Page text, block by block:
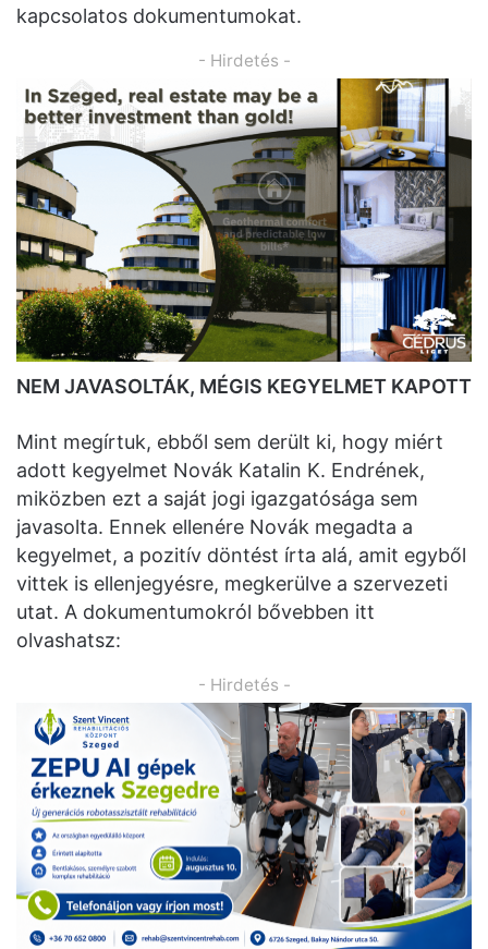
kapcsolatos dokumentumokat.
- Hirdetés -
NEM JAVASOLTÁK, MÉGIS KEGYELMET KAPOTT
Mint megírtuk, ebből sem derült ki, hogy miért
adott kegyelmet Novák Katalin K. Endrének,
miközben ezt a saját jogi igazgatósága sem
javasolta. Ennek ellenére Novák megadta a
kegyelmet, a pozitív döntést írta alá, amit egyből
vittek is ellenjegyésre, megkerülve a szervezeti
utat. A dokumentumokról bővebben itt
olvashatsz:
- Hirdetés -